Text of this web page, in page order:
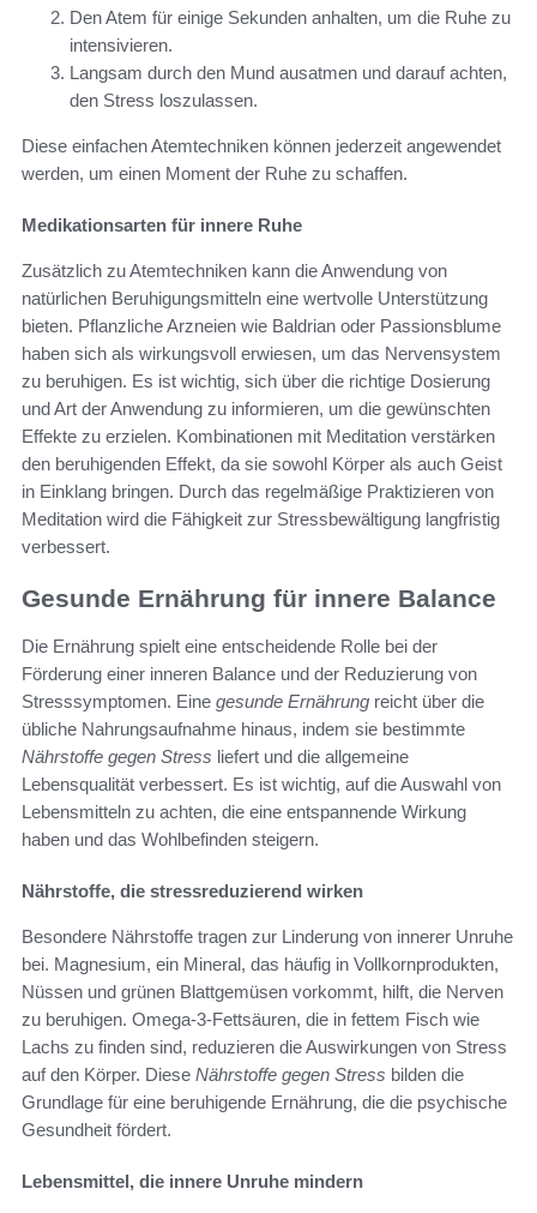
Den Atem für einige Sekunden anhalten, um die Ruhe zu
intensivieren.
Langsam durch den Mund ausatmen und darauf achten,
den Stress loszulassen.
Diese einfachen Atemtechniken können jederzeit angewendet
werden, um einen Moment der Ruhe zu schaffen.
Medikationsarten für innere Ruhe
Zusätzlich zu Atemtechniken kann die Anwendung von
natürlichen Beruhigungsmitteln eine wertvolle Unterstützung
bieten. Pflanzliche Arzneien wie Baldrian oder Passionsblume
haben sich als wirkungsvoll erwiesen, um das Nervensystem
zu beruhigen. Es ist wichtig, sich über die richtige Dosierung
und Art der Anwendung zu informieren, um die gewünschten
Effekte zu erzielen. Kombinationen mit Meditation verstärken
den beruhigenden Effekt, da sie sowohl Körper als auch Geist
in Einklang bringen. Durch das regelmäßige Praktizieren von
Meditation wird die Fähigkeit zur Stressbewältigung langfristig
verbessert.
Gesunde Ernährung für innere Balance
Die Ernährung spielt eine entscheidende Rolle bei der
Förderung einer inneren Balance und der Reduzierung von
Stresssymptomen. Eine gesunde Ernährung reicht über die
übliche Nahrungsaufnahme hinaus, indem sie bestimmte
Nährstoffe gegen Stress liefert und die allgemeine
Lebensqualität verbessert. Es ist wichtig, auf die Auswahl von
Lebensmitteln zu achten, die eine entspannende Wirkung
haben und das Wohlbefinden steigern.
Nährstoffe, die stressreduzierend wirken
Besondere Nährstoffe tragen zur Linderung von innerer Unruhe
bei. Magnesium, ein Mineral, das häufig in Vollkornprodukten,
Nüssen und grünen Blattgemüsen vorkommt, hilft, die Nerven
zu beruhigen. Omega-3-Fettsäuren, die in fettem Fisch wie
Lachs zu finden sind, reduzieren die Auswirkungen von Stress
auf den Körper. Diese Nährstoffe gegen Stress bilden die
Grundlage für eine beruhigende Ernährung, die die psychische
Gesundheit fördert.
Lebensmittel, die innere Unruhe mindern